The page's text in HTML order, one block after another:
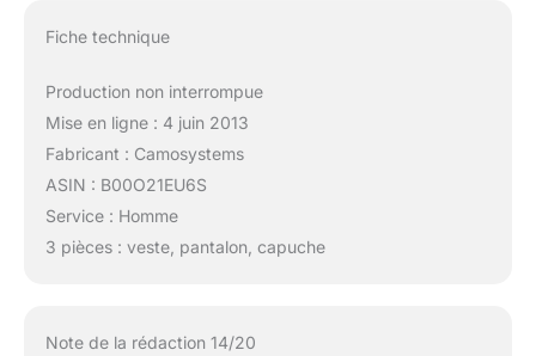
Fiche technique
Production non interrompue
Mise en ligne : 4 juin 2013
Fabricant : Camosystems
ASIN : B00O21EU6S
Service : Homme
3 pièces : veste, pantalon, capuche
Note de la rédaction 14/20